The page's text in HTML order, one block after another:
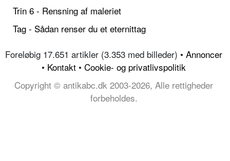
Trin 6 - Rensning af maleriet
Tag - Sådan renser du et eternittag
Foreløbig 17.651 artikler (3.353 med billeder) • Annoncer
• Kontakt • Cookie- og privatlivspolitik
Copyright © antikabc.dk 2003-2026, Alle rettigheder
forbeholdes.